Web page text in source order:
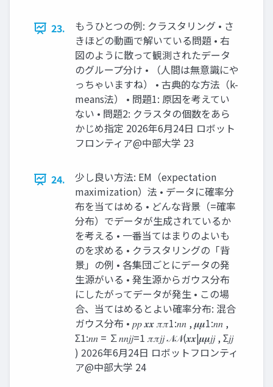
23.
もうひとつの例: クラスタリング • さ
きほどの動画で解いている問題 • 右
図のように散って観測されたデータ
のグループ分け • （人間は無意識にや
っちゃいますね） • 古典的な方法（k-
means法） • 問題1: 原因を考えてい
ない • 問題2: クラスタの個数をあら
かじめ指定 2026年6月24日 ロボット
フロンティア@中部大学 23
24.
少し良い方法: EM（expectation
maximization）法 • データに確率分
布を当てはめる • どんな背景（=確率
分布）でデータが生成されているか
を考える • 一番当てはまりのよいも
のを求める • クラスタリングの「背
景」の例 • 各集団ごとにデータの発
生源がいる • 発生源からガウス分布
にしたがってデータが発生 • この場
合、当てはめるとよい確率分布: 混合
ガウス分布 • 𝑝𝑝 𝒙𝒙 𝜋𝜋1:𝑛𝑛 , 𝝁𝝁1:𝑛𝑛 ,
Σ1:𝑛𝑛 = ∑𝑛𝑛𝑗𝑗=1 𝜋𝜋𝑗𝑗 𝒩𝒩(𝒙𝒙|𝝁𝝁𝑗𝑗 , Σ𝑗𝑗
) 2026年6月24日 ロボットフロンティ
ア@中部大学 24